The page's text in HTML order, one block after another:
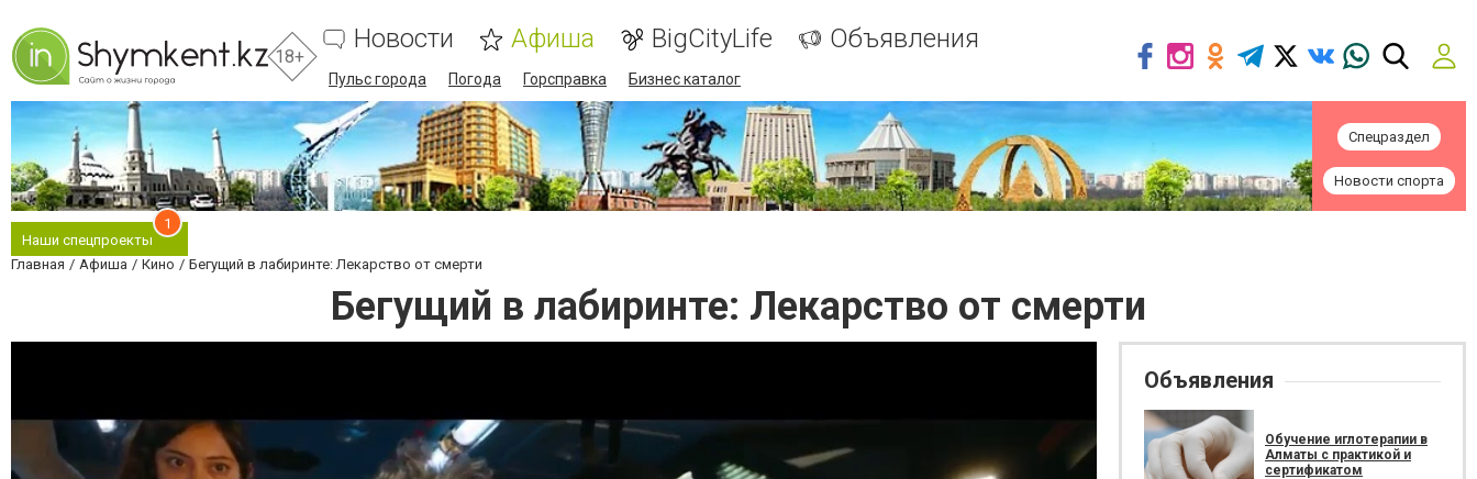
18+
Новости Афиша BigCityLife Объявления
Пульс города Погода Горсправка Бизнес каталог
Спецраздел
Новости спорта
Наши спецпроекты
1
Главная Афиша Кино Бегущий в лабиринте: Лекарство от смерти
Бегущий в лабиринте: Лекарство от смерти
Объявления
Обучение иглотерапии в
Алматы с практикой и
сертификатом